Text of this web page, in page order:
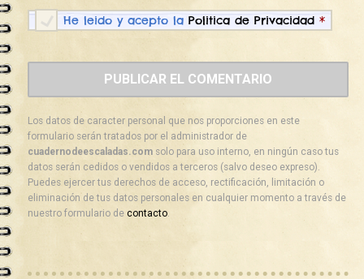
He leido y acepto laPolitica de Privacidad *
Los datos de caracter personal que nos proporciones en este
formulario serán tratados por el administrador de
cuadernodeescaladas.com solo para uso interno, en ningún caso tus
datos serán cedidos o vendidos a terceros (salvo deseo expreso).
Puedes ejercer tus derechos de acceso, rectificación, limitación o
eliminación de tus datos personales en cualquier momento a través de
nuestro formulario decontacto.